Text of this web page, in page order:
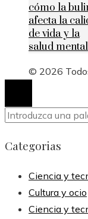
cómo la
afecta la
de vida y la
salud mental
© 2026
Categorias
Ciencia y
Cultura y ocio
Ciencia y